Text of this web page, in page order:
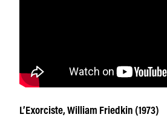
L’Exorciste, William Friedkin (1973)